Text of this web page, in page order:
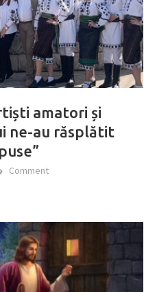
amatori și
ne-au răsplătit
Comment